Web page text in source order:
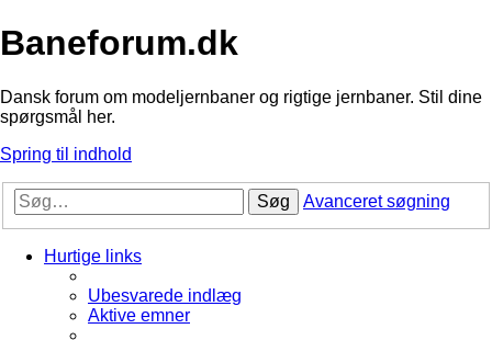
Baneforum.dk
Dansk forum om modeljernbaner og rigtige jernbaner. Stil dine
spørgsmål her.
Spring til indhold
Søg Avanceret søgning
Hurtige links
Ubesvarede indlæg
Aktive emner